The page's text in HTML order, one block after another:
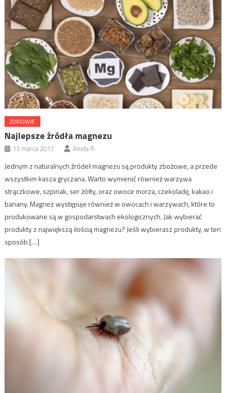
ZDROWIE
Najlepsze źródła magnezu
13 marca 2017 Aneta R.
Jednym z naturalnych źródeł magnezu są produkty zbożowe, a przede
wszystkim kasza gryczana. Warto wymienić również warzywa
strączkowe, szpinak, ser żółty, oraz owoce morza, czekoladę, kakao i
banany. Magnez występuje również w owocach i warzywach, które to
produkowane są w gospodarstwach ekologicznych. Jak wybierać
produkty z największą ilością magnezu? Jeśli wybierasz produkty, w ten
sposób […]